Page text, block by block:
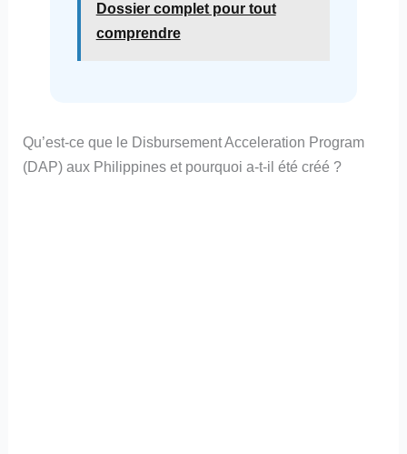
Dossier complet pour tout
comprendre
Qu’est-ce que le Disbursement Acceleration Program
(DAP) aux Philippines et pourquoi a-t-il été créé ?